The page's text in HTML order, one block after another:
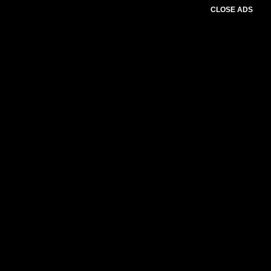
CLOSE ADS